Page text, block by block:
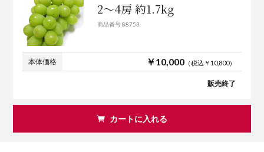
2～4房 約1.7kg
商品番号 88753
本体価格 ￥10,000（税込￥10,800）
販売終了
カートに入れる